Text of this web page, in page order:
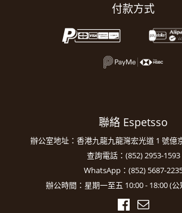
付款方式
聯絡 Espetsso
辦公室地址：香港九龍九龍灣宏光道 1 號億
查詢電話：(852) 2953-1593
WhatsApp：(852) 5687-
辦公時間：星期一至五 10:00 - 18:00 (